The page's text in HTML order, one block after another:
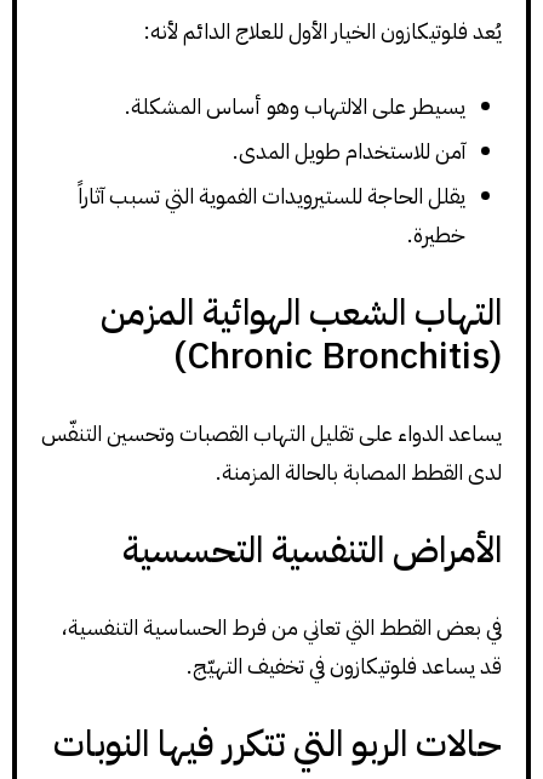
يُعد فلوتيكازون الخيار الأول للعلاج الدائم لأنه:
يسيطر على الالتهاب وهو أساس المشكلة.
آمن للاستخدام طويل المدى.
يقلل الحاجة للستيرويدات الفموية التي تسبب آثاراً
خطيرة.
التهاب الشعب الهوائية المزمن
(Chronic Bronchitis)
يساعد الدواء على تقليل التهاب القصبات وتحسين التنفّس
لدى القطط المصابة بالحالة المزمنة.
الأمراض التنفسية التحسسية
في بعض القطط التي تعاني من فرط الحساسية التنفسية،
قد يساعد فلوتيكازون في تخفيف التهيّج.
حالات الربو التي تتكرر فيها النوبات